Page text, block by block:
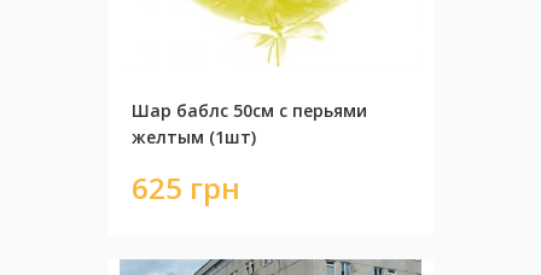
Шар баблс 50см с перьями
желтым (1шт)
625 грн